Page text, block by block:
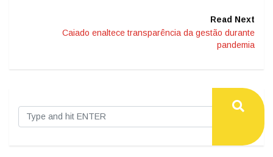
Read Next
Caiado enaltece transparência da gestão durante
pandemia